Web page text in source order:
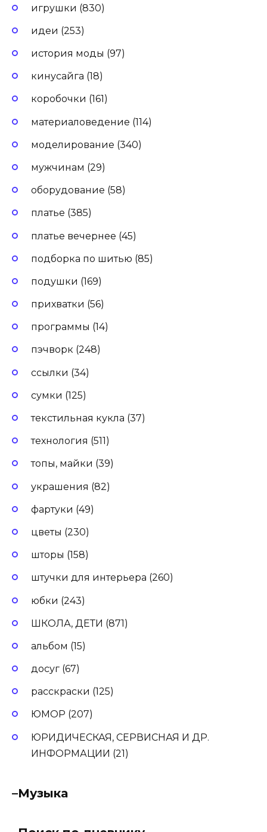
игрушки (830)
идеи (253)
история моды (97)
кинусайга (18)
коробочки (161)
материаловедение (114)
моделирование (340)
мужчинам (29)
оборудование (58)
платье (385)
платье вечернее (45)
подборка по шитью (85)
подушки (169)
прихватки (56)
программы (14)
пэчворк (248)
ссылки (34)
сумки (125)
текстильная кукла (37)
технология (511)
топы, майки (39)
украшения (82)
фартуки (49)
цветы (230)
шторы (158)
штучки для интерьера (260)
юбки (243)
ШКОЛА, ДЕТИ (871)
альбом (15)
досуг (67)
расскраски (125)
ЮМОР (207)
ЮРИДИЧЕСКАЯ, СЕРВИСНАЯ И ДР.
ИНФОРМАЦИИ (21)
–Музыка